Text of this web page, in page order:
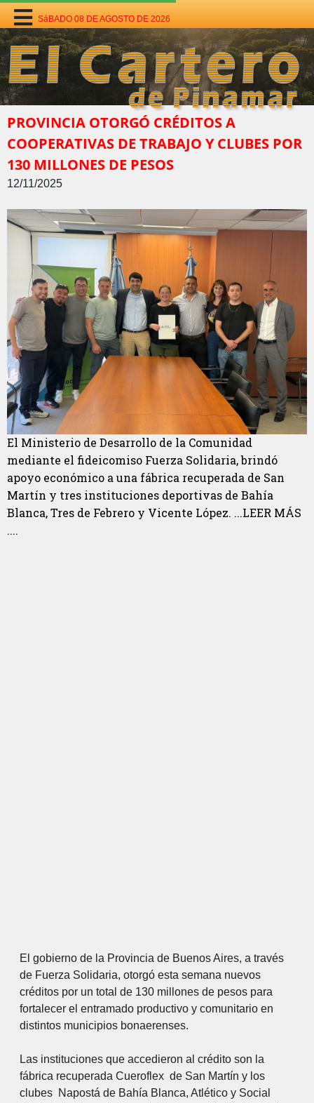
SáBADO 08 DE AGOSTO DE 2026
PROVINCIA OTORGÓ CRÉDITOS A
COOPERATIVAS DE TRABAJO Y CLUBES POR
130 MILLONES DE PESOS
12/11/2025
El Ministerio de Desarrollo de la Comunidad
mediante el fideicomiso Fuerza Solidaria, brindó
apoyo económico a una fábrica recuperada de San
Martín y tres instituciones deportivas de Bahía
Blanca, Tres de Febrero y Vicente López. ...LEER MÁS
....
El gobierno de la Provincia de Buenos Aires, a través
de Fuerza Solidaria, otorgó esta semana nuevos
créditos por un total de 130 millones de pesos para
fortalecer el entramado productivo y comunitario en
distintos municipios bonaerenses.
Las instituciones que accedieron al crédito son la
fábrica recuperada Cueroflex de San Martín y los
clubes Napostá de Bahía Blanca, Atlético y Social